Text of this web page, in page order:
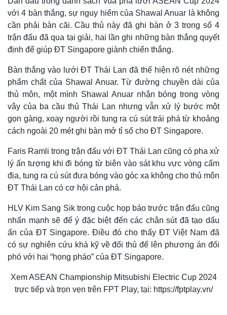
Kinh tế
Bất động sản
Thị trường
Giá vàng
Tỷ giá
Chứng khoán
với 4 bàn thắng, sự nguy hiểm của Shawal Anuar là không
cần phải bàn cãi. Cầu thủ này đã ghi bàn ở 3 trong số 4
trận đấu đã qua tại giải, hai lần ghi những bàn thắng quyết
định để giúp ĐT Singapore giành chiến thắng.
Bàn thắng vào lưới ĐT Thái Lan đã thể hiện rõ nét những
phẩm chất của Shawal Anuar. Từ đường chuyền dài của
thủ môn, một mình Shawal Anuar nhận bóng trong vòng
vây của ba cầu thủ Thái Lan nhưng vẫn xử lý bước một
gọn gàng, xoay người rồi tung ra cú sút trái phá từ khoảng
cách ngoài 20 mét ghi bàn mở tỉ số cho ĐT Singapore.
Faris Ramli trong trận đấu với ĐT Thái Lan cũng có pha xử
lý ấn tượng khi đi bóng từ biên vào sát khu vực vòng cấm
địa, tung ra cú sút đưa bóng vào góc xa không cho thủ môn
ĐT Thái Lan có cơ hội cản phá.
HLV Kim Sang Sik trong cuộc họp báo trước trận đấu cũng
nhấn mạnh sẽ để ý đặc biệt đến các chân sút đã tạo dấu
ấn của ĐT Singapore. Điều đó cho thấy ĐT Việt Nam đã
có sự nghiên cứu khá kỹ về đối thủ để lên phương án đối
phó với hai “họng pháo” của ĐT Singapore.
Xem ASEAN Championship Mitsubishi Electric Cup 2024
trực tiếp và trọn vẹn trên FPT Play, tại: https://fptplay.vn/